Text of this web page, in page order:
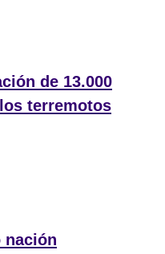
de 13.000
terremotos
nación